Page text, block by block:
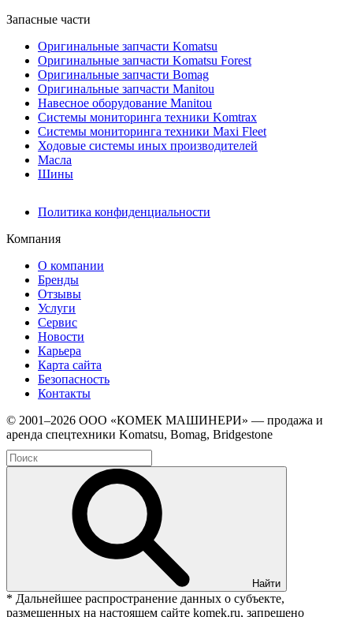
Запасные части
Оригинальные запчасти Komatsu
Оригинальные запчасти Komatsu Forest
Оригинальные запчасти Bomag
Оригинальные запчасти Manitou
Навесное оборудование Manitou
Системы мониторинга техники Komtrax
Системы мониторинга техники Maxi Fleet
Ходовые системы иных производителей
Масла
Шины
Политика конфиденциальности
Компания
О компании
Бренды
Отзывы
Услуги
Сервис
Новости
Карьера
Карта сайта
Безопасность
Контакты
© 2001–2026 ООО «КОМЕК МАШИНЕРИ» — продажа и
аренда спецтехники Komatsu, Bomag, Bridgestone
Найти
* Дальнейшее распространение данных о субъекте,
размещенных на настоящем сайте komek.ru, запрещено